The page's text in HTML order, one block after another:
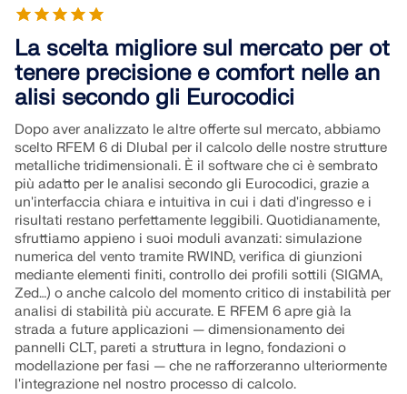
La scelta migliore sul mercato per ot
tenere precisione e comfort nelle an
alisi secondo gli Eurocodici
Dopo aver analizzato le altre offerte sul mercato, abbiamo
scelto RFEM 6 di Dlubal per il calcolo delle nostre strutture
metalliche tridimensionali. È il software che ci è sembrato
più adatto per le analisi secondo gli Eurocodici, grazie a
un'interfaccia chiara e intuitiva in cui i dati d'ingresso e i
risultati restano perfettamente leggibili. Quotidianamente,
sfruttiamo appieno i suoi moduli avanzati: simulazione
numerica del vento tramite RWIND, verifica di giunzioni
mediante elementi finiti, controllo dei profili sottili (SIGMA,
Zed…) o anche calcolo del momento critico di instabilità per
analisi di stabilità più accurate. E RFEM 6 apre già la
strada a future applicazioni — dimensionamento dei
pannelli CLT, pareti a struttura in legno, fondazioni o
modellazione per fasi — che ne rafforzeranno ulteriormente
l'integrazione nel nostro processo di calcolo.